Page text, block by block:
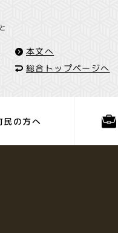
本文へ
総合トップページへ
民の方へ